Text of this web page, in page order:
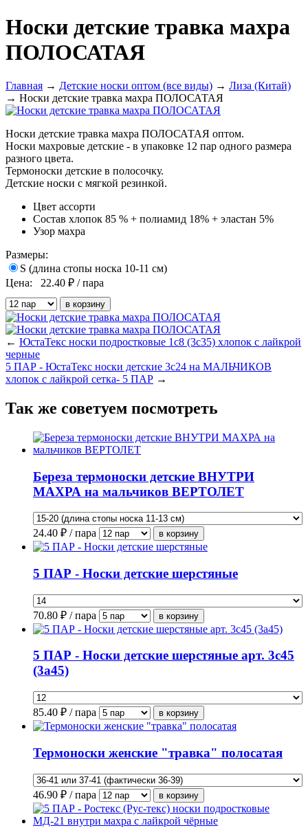
Носки детские травка махра
ПОЛОСАТАЯ
Главная → Детские носки оптом (все виды) → Лиза (Китай)
→ Носки детские травка махра ПОЛОСАТАЯ
Носки детские травка махра ПОЛОСАТАЯ оптом.
Носки махровые детские - в упаковке 12 пар одного размера
разного цвета.
Термоноски детские в полосочку.
Детские носки с мягкой резинкой.
Цвет ассорти
Состав хлопок 85 % + полиамид 18% + эластан 5%
Узор махра
Размеры:
S (длина стопы носка 10-11 см)
Цена:
22.40 ₽ / пара
← ЮстаТекс носки подростковые 1с8 (3с35) хлопок с лайкрой
черные
5 ПАР - ЮстаТекс носки детские 3с24 на МАЛЬЧИКОВ
хлопок с лайкрой сетка- 5 ПАР →
Так же советуем посмотреть
Береза термоноски детские ВНУТРИ
МАХРА на мальчиков ВЕРТОЛЕТ
24.40 ₽ / пара
5 ПАР - Носки детские шерстяные
70.80 ₽ / пара
5 ПАР - Носки детские шерстяные арт. 3с45
(3а45)
85.40 ₽ / пара
Термоноски женские "травка" полосатая
46.90 ₽ / пара